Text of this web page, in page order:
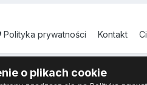
Polityka prywatności Kontakt
o plikach cookie